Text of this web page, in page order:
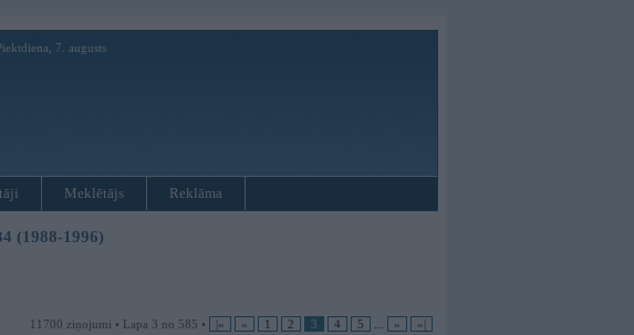
7. augusts
Meklētājs Reklāma
(1988-1996)
11700 ziņojumi • Lapa 3 no 585 • |« « 1 2 3 4 5 » »|